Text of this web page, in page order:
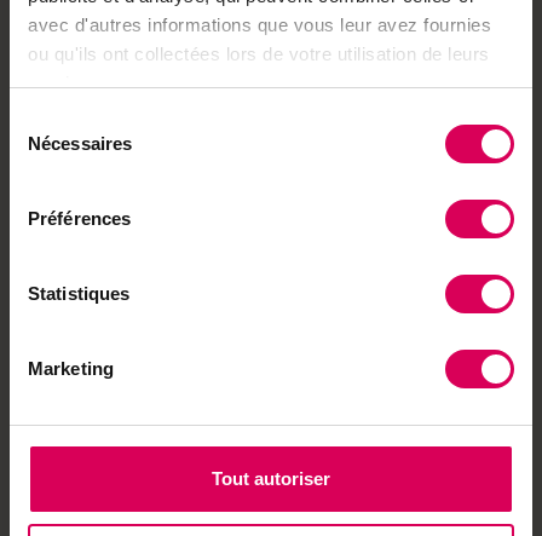
avec d'autres informations que vous leur avez fournies
ou qu'ils ont collectées lors de votre utilisation de leurs
services.
Nécessaires
Préférences
Statistiques
Marketing
Tout autoriser
À lire aussi
Balade vers une
forteresse de roche sur
les hauteurs de Verbier
Des surprises cachées
dans les bois rythment
cette balade connectée
En montagne, le